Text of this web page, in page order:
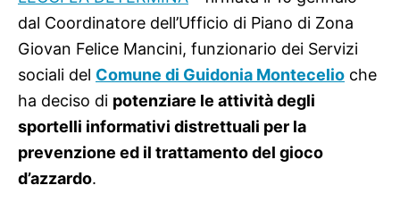
dal Coordinatore dell’Ufficio di Piano di Zona
Giovan Felice Mancini, funzionario dei Servizi
sociali del Comune di Guidonia Montecelio che
ha deciso di potenziare le attività degli
sportelli informativi distrettuali per la
prevenzione ed il trattamento del gioco
d’azzardo.